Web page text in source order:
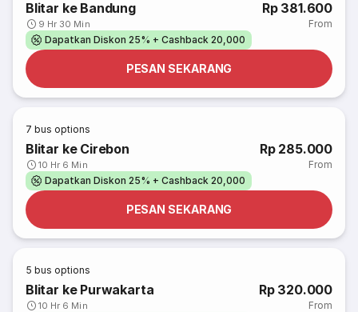
Blitar ke Bandung
9 Hr 30 Min
Rp 381.600
From
Dapatkan Diskon 25% + Cashback 20,000
PESAN SEKARANG
7 bus options
Blitar ke Cirebon
10 Hr 6 Min
Rp 285.000
From
Dapatkan Diskon 25% + Cashback 20,000
PESAN SEKARANG
5 bus options
Blitar ke Purwakarta
10 Hr 6 Min
Rp 320.000
From